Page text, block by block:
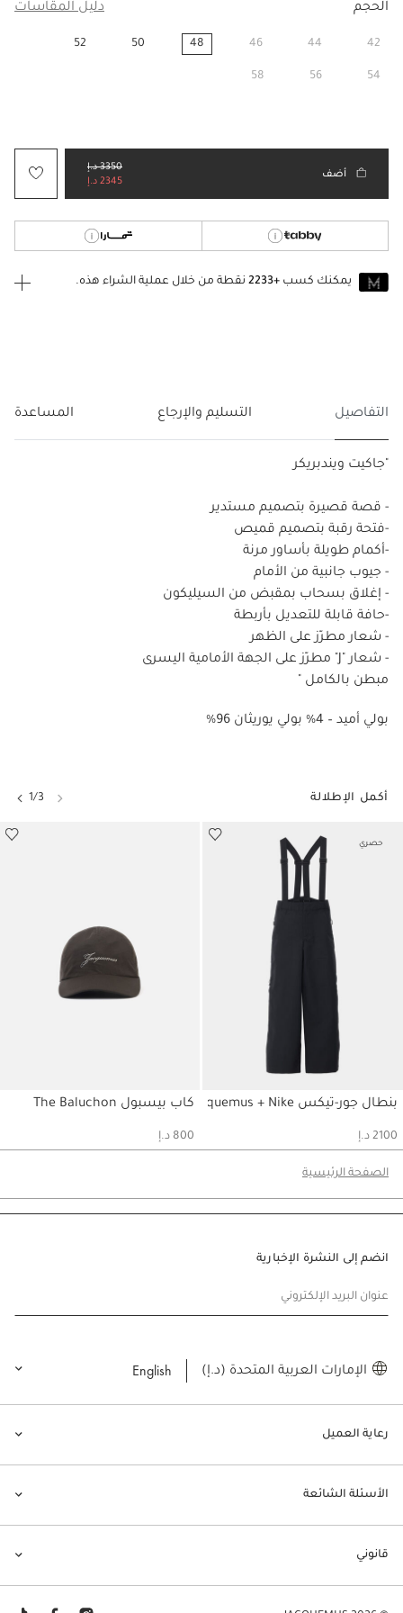
الحجم دليل المقاسات
42
44
46
48
50
52
54
56
58
أضف
3350 د.إ
2345 د.إ
يمكنك كسب +2233
نقطة من خلال عملية الشراء هذه.
التفاصيل التسليم والإرجاع المساعدة
"جاكيت ويندبريكر
- قصة قصيرة بتصميم مستدير
-فتحة رقبة بتصميم قميص
-أكمام طويلة بأساور مرنة
- جيوب جانبية من الأمام
- إغلاق بسحاب بمقبض من السيليكون
-حافة قابلة للتعديل بأربطة
- شعار مطرّز على الظهر
- شعار "J" مطرّز على الجهة الأمامية اليسرى
مبطن بالكامل "
%96 بولي أميد – 4% بولي يوريثان
أكمل الإطلالة
حصري
بنطال جور-تيكس Jacquemus + Nike
حسابي
2100 د.إ
كاب بيسبول The Baluchon
حسابي
800 د.إ
1/3
الصفحة الرئيسية
رعاية العميل
الأسئلة الشائعة
قانوني
انضم إلى النشرة الإخبارية
عنوان البريد الإلكتروني
الإمارات العربية المتحدة (د.إ) English